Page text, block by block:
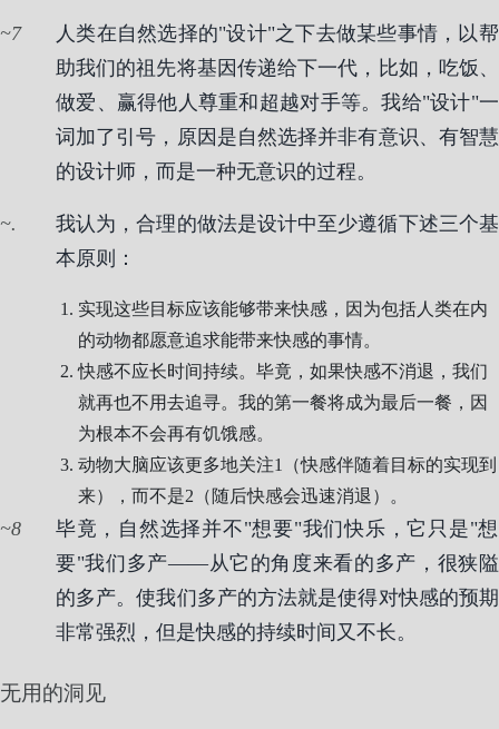
7
人类在自然选择的"设计"之下去做某些事情，以帮
助我们的祖先将基因传递给下一代，比如，吃饭、
做爱、赢得他人尊重和超越对手等。我给"设计"一
词加了引号，原因是自然选择并非有意识、有智慧
的设计师，而是一种无意识的过程。
.
我认为，合理的做法是设计中至少遵循下述三个基
本原则：
实现这些目标应该能够带来快感，因为包括人类在内
的动物都愿意追求能带来快感的事情。
快感不应长时间持续。毕竟，如果快感不消退，我们
就再也不用去追寻。我的第一餐将成为最后一餐，因
为根本不会再有饥饿感。
动物大脑应该更多地关注1（快感伴随着目标的实现到
来），而不是2（随后快感会迅速消退）。
8
毕竟，自然选择并不"想要"我们快乐，它只是"想
要"我们多产——从它的角度来看的多产，很狭隘
的多产。使我们多产的方法就是使得对快感的预期
非常强烈，但是快感的持续时间又不长。
无用的洞见